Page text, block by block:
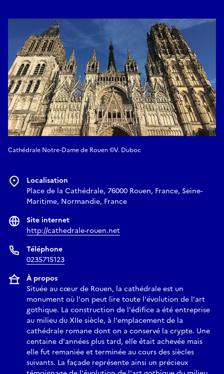
Cathédrale Notre-Dame de Rouen ©V. Duboc
Localisation
Place de la Cathédrale, 76000 Rouen, France, Seine-
Maritime, Normandie, France
Site internet
http://cathedrale-rouen.net
Téléphone
0235715123
À propos
Située au cœur de Rouen, la cathédrale est un
monument où l'on peut lire toute l'évolution de l'art
gothique. La construction de l'édifice a été entreprise
au milieu du XIIe siècle, à l'emplacement de la
cathédrale romane dont on a conservé la crypte. Une
centaine d'années plus tard, elle était achevée mais
elle fut remaniée et terminée au cours des siècles
suivants. La façade représente ainsi un précieux